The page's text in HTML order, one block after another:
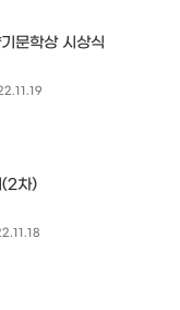
문학상 시상식
(2차)